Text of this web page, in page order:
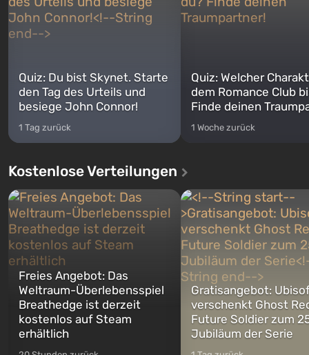
Quiz: Du bist Skynet. Starte
den Tag des Urteils und
besiege John Connor!
1 Tag zurück
Quiz: Welcher
dem Romance Club
Finde deinen
1 Woche zurück
Kostenlose Verteilungen
Freies Angebot: Das
Weltraum-Überlebensspiel
Breathedge ist derzeit
kostenlos auf Steam
erhältlich
Gratisangebot:
verschenkt Ghost
Future Soldier zum
Jubiläum der Serie